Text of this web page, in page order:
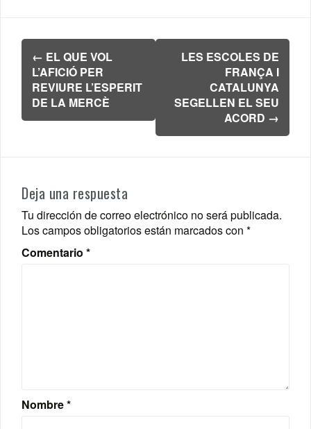
Navegación
de
entradas
← EL QUE VOL
L’AFICIÓ PER
REVIURE L’ESPERIT
DE LA MERCÈ
LES ESCOLES DE
FRANÇA I
CATALUNYA
SEGELLEN EL SEU
ACORD →
Deja una respuesta
Tu dirección de correo electrónico no será publicada.
Los campos obligatorios están marcados con *
Comentario *
Nombre*